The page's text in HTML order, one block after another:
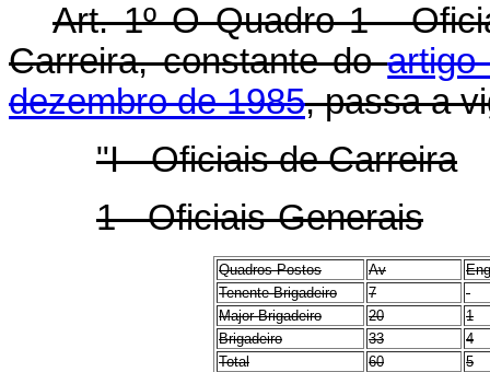
Art. 1º O Quadro 1 -
Carreira, constante doartigo
dezembro de 1985, passa a
"I - Oficiais de Carreira
1 - Oficiais-Generais
Quadros Postos Av
Eng
Tenente-Brigadeiro
7
-
Major-Brigadeiro
20
1
Brigadeiro
33
4
Total
60 5